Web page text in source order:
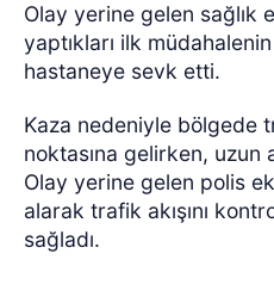
Olay yerine gelen sağlık
yaptıkları ilk
hastaneye sevk etti.
Kaza nedeniyle bölgede
noktasına gelirken,
Olay yerine gelen polis
alarak trafik akışını
sağladı.